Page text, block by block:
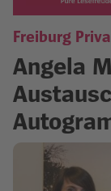
Freiburger
Freiburg
Angela